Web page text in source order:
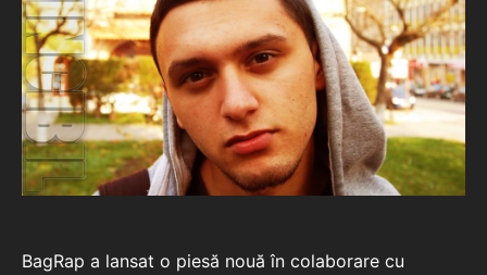
BagRap a lansat o piesă nouă în colaborare cu